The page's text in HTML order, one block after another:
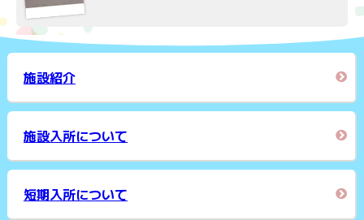
施設紹介
施設入所について
短期入所について